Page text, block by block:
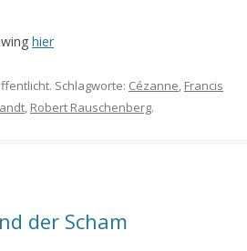
hier
Schlagworte: Cézanne, Francis
, Robert Rauschenberg.
der Scham